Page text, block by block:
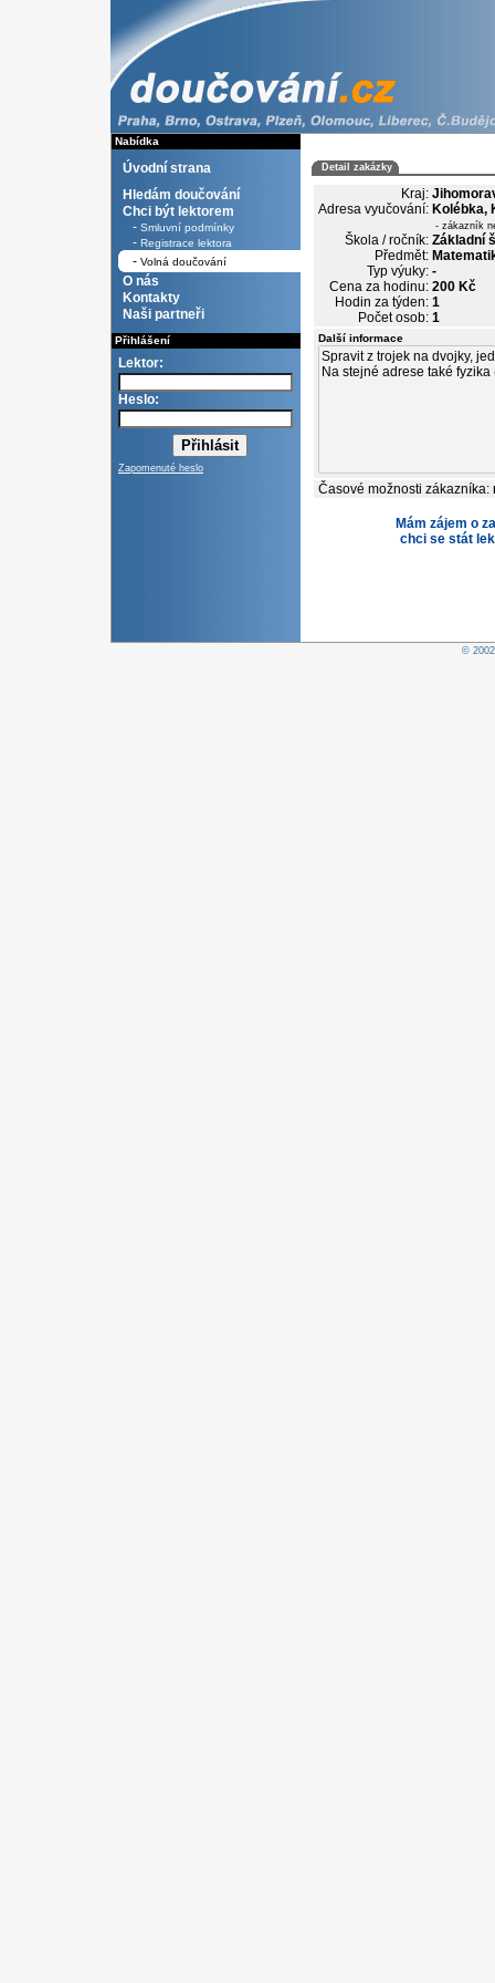
Nabídka
Úvodní strana
Hledám doučování
Chci být lektorem
- Smluvní podmínky
- Registrace lektora
- Volná doučování
O nás
Kontakty
Naši partneři
Přihlášení
Lektor:
Heslo:
Zapomenuté heslo
Detail zakázky
Kraj:
Adresa vyučování: Kolébka,
- zákazník
Škola / ročník: Základní
Předmět:
Typ výuky: -
Cena za hodinu: 200 Kč
Hodin za týden: 1
Počet osob: 1
Další informace
Časové možnosti zákazníka:
Mám zájem o
chci se stát
©